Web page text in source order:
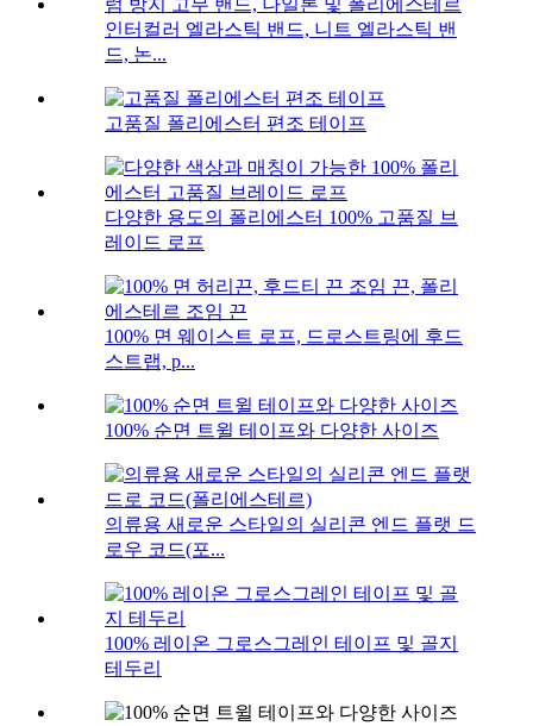
인터컬러 엘라스틱 밴드, 니트 엘라스틱 밴
드, 논...
고품질 폴리에스터 편조 테이프
다양한 용도의 폴리에스터 100% 고품질 브
레이드 로프
100% 면 웨이스트 로프, 드로스트링에 후드
스트랩, p...
100% 순면 트윌 테이프와 다양한 사이즈
의류용 새로운 스타일의 실리콘 엔드 플랫 드
로우 코드(포...
100% 레이온 그로스그레인 테이프 및 골지
테두리